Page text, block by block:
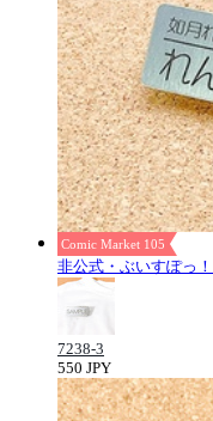
Comic Market 105
非公式・ぶいすぽっ！
7238-3
550 JPY